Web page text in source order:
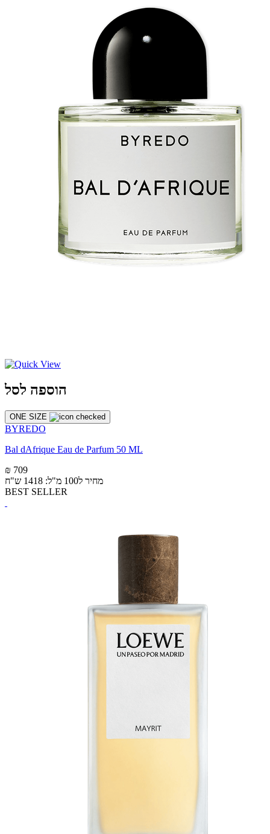
הוספה לסל
ONE SIZE
BYREDO
Bal dAfrique Eau de Parfum 50 ML
₪ 709
מחיר ל100 מ"ל: 1418 ש"ח
BEST SELLER